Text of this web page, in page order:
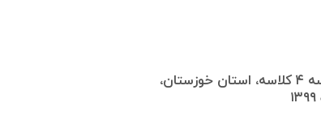
گزارش پیشرفت ساخت مدرسه ٤ كلاسه، استان خوزستان،